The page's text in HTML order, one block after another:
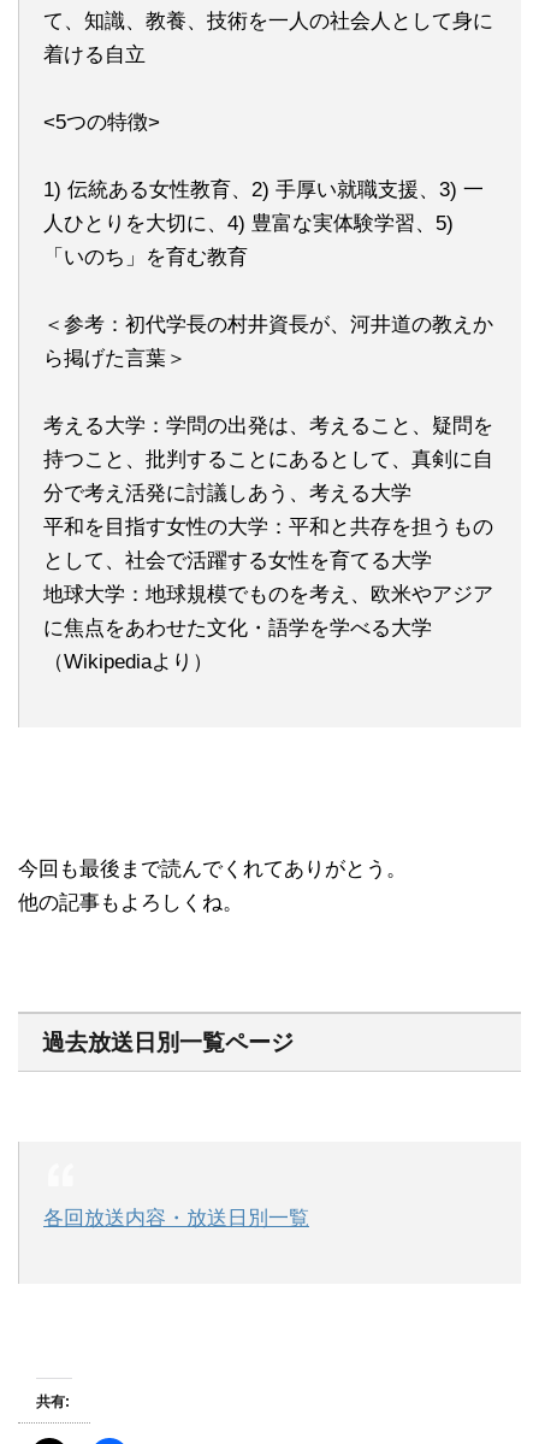
て、知識、教養、技術を一人の社会人として身に
着ける自立
<5つの特徴>
1) 伝統ある女性教育、2) 手厚い就職支援、3) 一
人ひとりを大切に、4) 豊富な実体験学習、5)
「いのち」を育む教育
＜参考：初代学長の村井資長が、河井道の教えか
ら掲げた言葉＞
考える大学：学問の出発は、考えること、疑問を
持つこと、批判することにあるとして、真剣に自
分で考え活発に討議しあう、考える大学
平和を目指す女性の大学：平和と共存を担うもの
として、社会で活躍する女性を育てる大学
地球大学：地球規模でものを考え、欧米やアジア
に焦点をあわせた文化・語学を学べる大学
（Wikipediaより）
今回も最後まで読んでくれてありがとう。
他の記事もよろしくね。
過去放送日別一覧ページ
各回放送内容・放送日別一覧
共有: